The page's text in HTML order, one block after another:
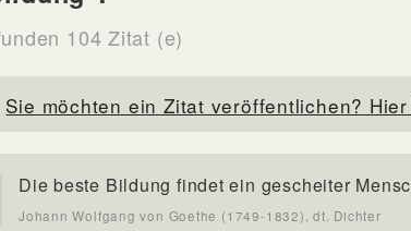
104 Zitat (e)
Sie möchten ein Zitat veröffentlichen?
Die beste Bildung findet ein gescheiter
Johann Wolfgang von Goethe (1749-1832), dt. Dichter